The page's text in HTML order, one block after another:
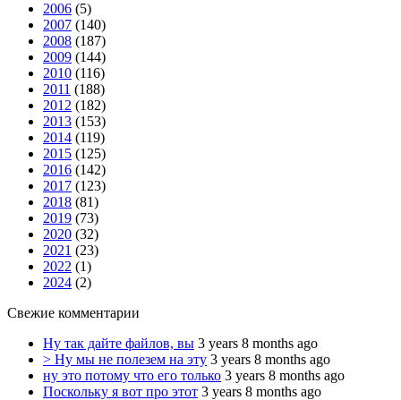
2006 (5)
2007 (140)
2008 (187)
2009 (144)
2010 (116)
2011 (188)
2012 (182)
2013 (153)
2014 (119)
2015 (125)
2016 (142)
2017 (123)
2018 (81)
2019 (73)
2020 (32)
2021 (23)
2022 (1)
2024 (2)
Свежие комментарии
Ну так дайте файлов, вы 3 years 8 months ago
> Ну мы не полезем на эту 3 years 8 months ago
ну это потому что его только 3 years 8 months ago
Поскольку я вот про этот 3 years 8 months ago